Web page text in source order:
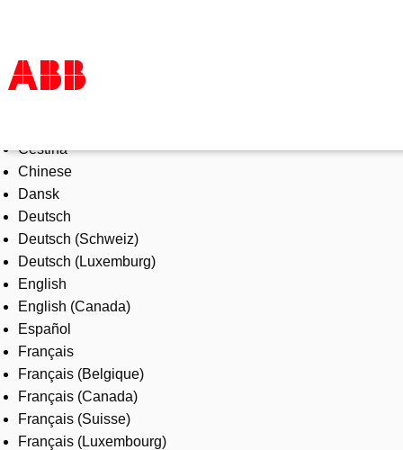
Products & Solutions
Industries
Services
About us
Where to buy
Contact us
Careers
Čeština
Chinese
Dansk
Deutsch
Deutsch (Schweiz)
Deutsch (Luxemburg)
English
English (Canada)
Español
Français
Français (Belgique)
Français (Canada)
Français (Suisse)
Français (Luxembourg)